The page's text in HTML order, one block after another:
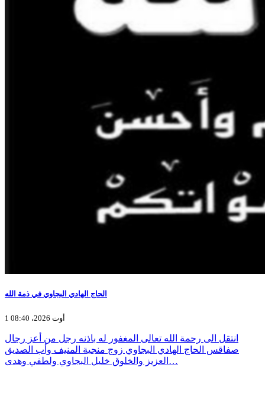
الحاج الهادي البجاوي في ذمة الله
1 أوت 2026، 08:40
انتقل الى رحمة الله تعالى المغفور له باذنه رجل من أعز رجال
صفاقس الحاج الهادي البجاوي زوج منجية المنيف وأب الصديق
العزيز والخلوق خليل البجاوي ولطفي وهدى…